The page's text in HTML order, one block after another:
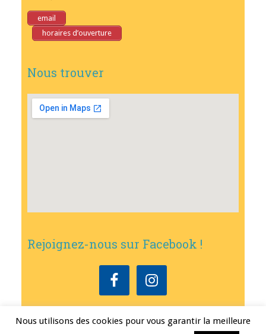
email
horaires d’ouverture
Nous trouver
Rejoignez-nous sur Facebook !
Mairie de Bouxwiller • Conception
Nous utilisons des cookies pour vous garantir la meilleure